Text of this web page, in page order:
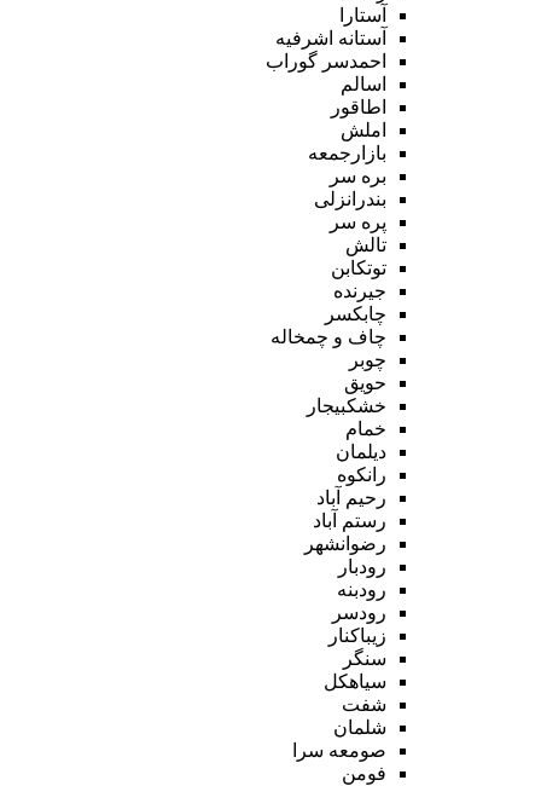
آستارا
آستانه اشرفیه
احمدسر گوراب
اسالم
اطاقور
املش
بازارجمعه
بره سر
بندرانزلی
پره سر
تالش
توتکابن
جیرنده
چابکسر
چاف و چمخاله
چوبر
حویق
خشکبیجار
خمام
دیلمان
رانکوه
رحیم آباد
رستم آباد
رضوانشهر
رودبار
رودبنه
رودسر
زیباکنار
سنگر
سیاهکل
شفت
شلمان
صومعه سرا
فومن